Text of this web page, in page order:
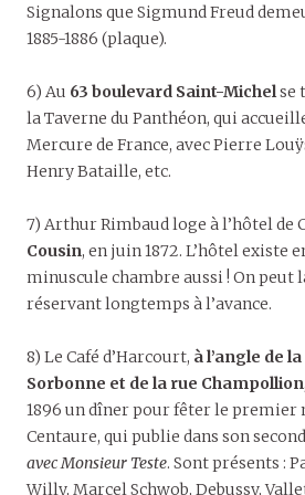
Signalons que Sigmund Freud
1885-1886 (plaque).
6) Au 63 boulevard Saint-Michelse
la Taverne du Panthéon, qui
Mercure de France, avec Pierre
Henry Bataille, etc.
7) Arthur Rimbaud loge à l’hôtel de
Cousin, en juin 1872. L’hôtel existe
minuscule chambre aussi ! On peut
réservant longtemps à l’avance.
8) Le Café d’Harcourt, à l’angle de
Sorbonne et de la rue Champollion
1896 un dîner pour fêter le premier
Centaure, qui publie dans son
avec Monsieur Teste. Sont présents :
Willy, Marcel Schwob, Debussy,